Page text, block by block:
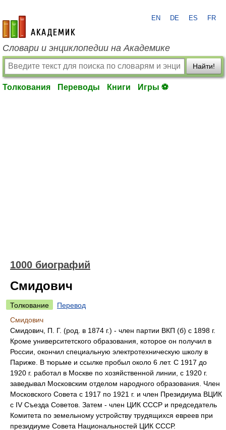
academic.ru
EN DE ES FR
Словари и энциклопедии на Академике
Найти!
Толкования Переводы Книги Игры ⚽
1000 биографий
Смидович
Толкование
Перевод
Смидович
Смидович, П. Г. (род. в 1874 г.) - член партии ВКП (б) с 1898 г.
Кроме университетского образования, которое он получил в
России, окончил специальную электротехническую школу в
Париже. В тюрьме и ссылке пробыл около 6 лет. С 1917 до
1920 г. работал в Москве по хозяйственной линии, с 1920 г.
заведывал Московским отделом народного образования. Член
Московского Совета с 1917 по 1921 г. и член Президиума ВЦИК
с IV Съезда Советов. Затем - член ЦИК СССР и председатель
Комитета по земельному устройству трудящихся евреев при
президиуме Совета Национальностей ЦИК СССР.